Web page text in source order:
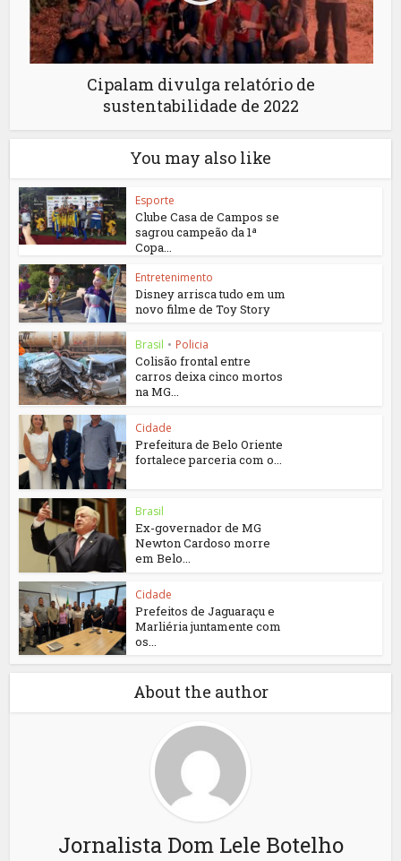
Cipalam divulga relatório de
sustentabilidade de 2022
You may also like
Esporte
Clube Casa de Campos se
sagrou campeão da 1ª
Copa...
Entretenimento
Disney arrisca tudo em um
novo filme de Toy Story
Brasil • Policia
Colisão frontal entre
carros deixa cinco mortos
na MG...
Cidade
Prefeitura de Belo Oriente
fortalece parceria com o...
Brasil
Ex-governador de MG
Newton Cardoso morre
em Belo...
Cidade
Prefeitos de Jaguaraçu e
Marliéria juntamente com
os...
About the author
Jornalista Dom Lele Botelho